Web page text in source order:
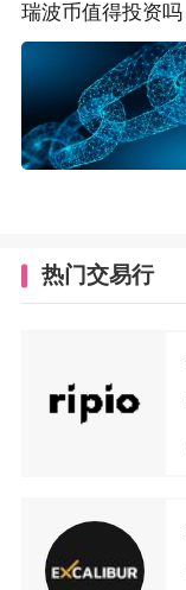
瑞波币值得投资吗
热门交易行